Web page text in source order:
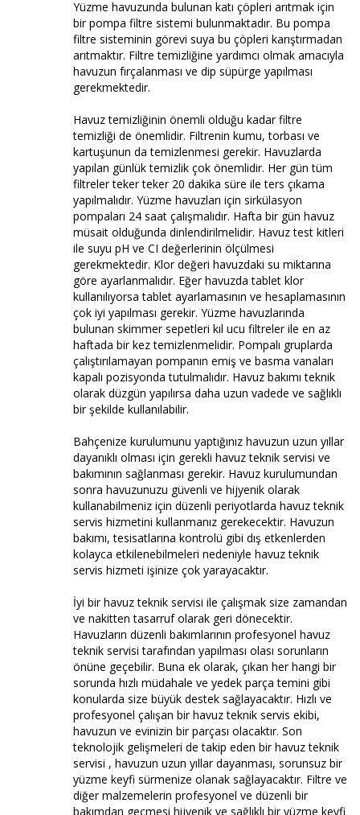
Yüzme havuzunda bulunan katı çöpleri arıtmak için
bir pompa filtre sistemi bulunmaktadır. Bu pompa
filtre sisteminin görevi suya bu çöpleri karıştırmadan
arıtmaktır. Filtre temizliğine yardımcı olmak amacıyla
havuzun fırçalanması ve dip süpürge yapılması
gerekmektedir.
Havuz temizliğinin önemli olduğu kadar filtre
temizliği de önemlidir. Filtrenin kumu, torbası ve
kartuşunun da temizlenmesi gerekir. Havuzlarda
yapılan günlük temizlik çok önemlidir. Her gün tüm
filtreler teker teker 20 dakika süre ile ters çıkama
yapılmalıdır. Yüzme havuzları için sirkülasyon
pompaları 24 saat çalışmalıdır. Hafta bir gün havuz
müsait olduğunda dinlendirilmelidir. Havuz test kitleri
ile suyu pH ve CI değerlerinin ölçülmesi
gerekmektedir. Klor değeri havuzdaki su miktarına
göre ayarlanmalıdır. Eğer havuzda tablet klor
kullanılıyorsa tablet ayarlamasının ve hesaplamasının
çok iyi yapılması gerekir. Yüzme havuzlarında
bulunan skimmer sepetleri kıl ucu filtreler ile en az
haftada bir kez temizlenmelidir. Pompalı gruplarda
çalıştırılamayan pompanın emiş ve basma vanaları
kapalı pozisyonda tutulmalıdır. Havuz bakımı teknik
olarak düzgün yapılırsa daha uzun vadede ve sağlıklı
bir şekilde kullanılabilir.
Bahçenize kurulumunu yaptığınız havuzun uzun yıllar
dayanıklı olması için gerekli havuz teknik servisi ve
bakımının sağlanması gerekir. Havuz kurulumundan
sonra havuzunuzu güvenli ve hijyenik olarak
kullanabilmeniz için düzenli periyotlarda havuz teknik
servis hizmetini kullanmanız gerekecektir. Havuzun
bakımı, tesisatlarına kontrolü gibi dış etkenlerden
kolayca etkilenebilmeleri nedeniyle havuz teknik
servis hizmeti işinize çok yarayacaktır.
İyi bir havuz teknik servisi ile çalışmak size zamandan
ve nakitten tasarruf olarak geri dönecektir.
Havuzların düzenli bakımlarının profesyonel havuz
teknik servisi tarafından yapılması olası sorunların
önüne geçebilir. Buna ek olarak, çıkan her hangi bir
sorunda hızlı müdahale ve yedek parça temini gibi
konularda size büyük destek sağlayacaktır. Hızlı ve
profesyonel çalışan bir havuz teknik servis ekibi,
havuzun ve evinizin bir parçası olacaktır. Son
teknolojik gelişmeleri de takip eden bir havuz teknik
servisi , havuzun uzun yıllar dayanması, sorunsuz bir
yüzme keyfi sürmenize olanak sağlayacaktır. Filtre ve
diğer malzemelerin profesyonel ve düzenli bir
bakımdan geçmesi hijyenik ve sağlıklı bir yüzme keyfi